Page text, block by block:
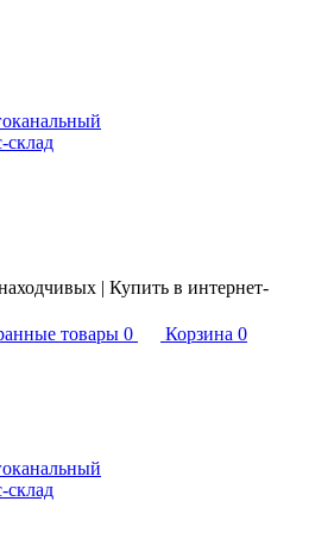
склад
| Купить в интернет-
товары 0 Корзина 0
склад